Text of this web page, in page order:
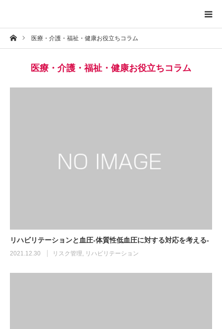
ホーム医療・介護・福祉・健康お役立ちコラム
医療・介護・福祉・健康お役立ちコラム
リハビリテーションと血圧-体質性低血圧に対する対応を考える-
2021.12.30 リスク管理, リハビリテーション
トップページ
プロフィール